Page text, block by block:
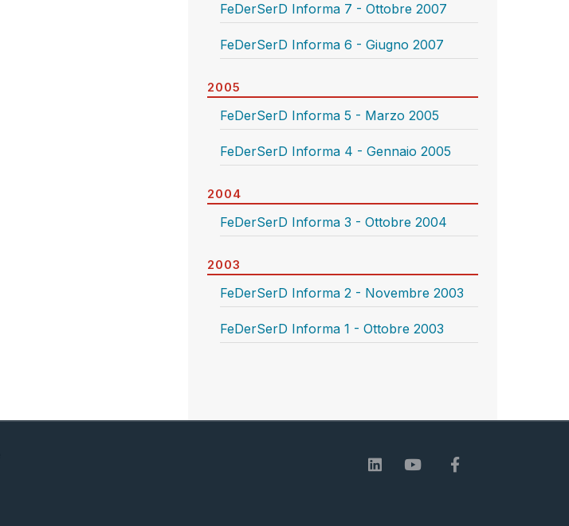
FeDerSerD Informa 7 - Ottobre 2007
FeDerSerD Informa 6 - Giugno 2007
2005
FeDerSerD Informa 5 - Marzo 2005
FeDerSerD Informa 4 - Gennaio 2005
2004
FeDerSerD Informa 3 - Ottobre 2004
2003
FeDerSerD Informa 2 - Novembre 2003
FeDerSerD Informa 1 - Ottobre 2003